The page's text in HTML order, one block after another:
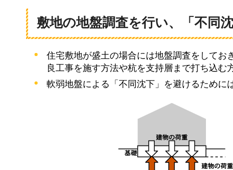
敷地の地盤調査を行い、「不同
住宅敷地が盛土の場合には地盤調査をしてお
良工事を施す方法や杭を支持層まで打ち込む
軟弱地盤による「不同沈下」を避けるために